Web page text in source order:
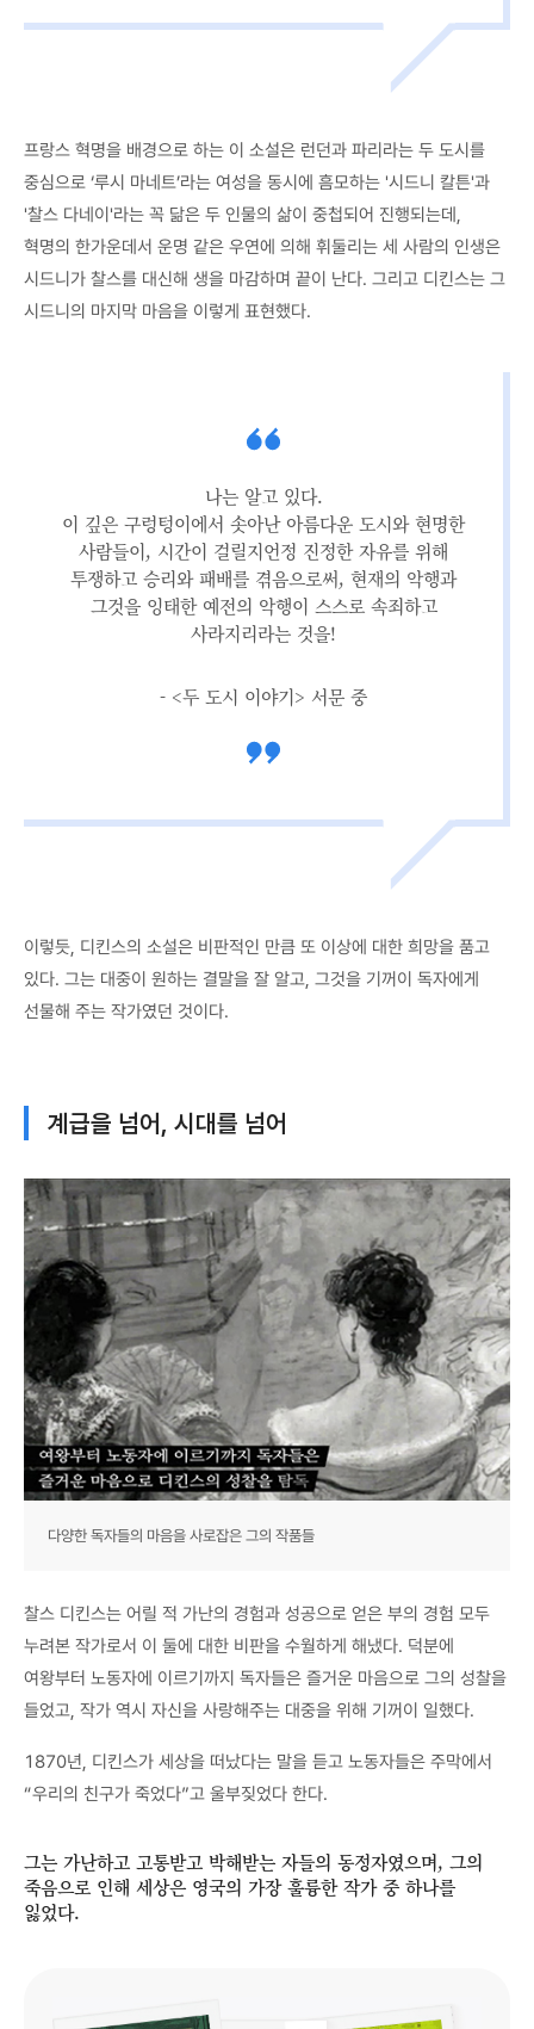
프랑스 혁명을 배경으로 하는 이 소설은 런던과 파리라는 두 도시를
중심으로 ‘루시 마네트’라는 여성을 동시에 흠모하는 '시드니 칼튼'과
'찰스 다네이'라는 꼭 닮은 두 인물의 삶이 중첩되어 진행되는데,
혁명의 한가운데서 운명 같은 우연에 의해 휘둘리는 세 사람의 인생은
시드니가 찰스를 대신해 생을 마감하며 끝이 난다. 그리고 디킨스는 그
시드니의 마지막 마음을 이렇게 표현했다.
나는 알고 있다.
이 깊은 구렁텅이에서 솟아난 아름다운 도시와 현명한
사람들이, 시간이 걸릴지언정 진정한 자유를 위해
투쟁하고 승리와 패배를 겪음으로써, 현재의 악행과
그것을 잉태한 예전의 악행이 스스로 속죄하고
사라지리라는 것을!
- <두 도시 이야기> 서문 중
이렇듯, 디킨스의 소설은 비판적인 만큼 또 이상에 대한 희망을 품고
있다. 그는 대중이 원하는 결말을 잘 알고, 그것을 기꺼이 독자에게
선물해 주는 작가였던 것이다.
계급을 넘어, 시대를 넘어
다양한 독자들의 마음을 사로잡은 그의 작품들
찰스 디킨스는 어릴 적 가난의 경험과 성공으로 얻은 부의 경험 모두
누려본 작가로서 이 둘에 대한 비판을 수월하게 해냈다. 덕분에
여왕부터 노동자에 이르기까지 독자들은 즐거운 마음으로 그의 성찰을
들었고, 작가 역시 자신을 사랑해주는 대중을 위해 기꺼이 일했다.
1870년, 디킨스가 세상을 떠났다는 말을 듣고 노동자들은 주막에서
“우리의 친구가 죽었다”고 울부짖었다 한다.
그는 가난하고 고통받고 박해받는 자들의 동정자였으며, 그의
죽음으로 인해 세상은 영국의 가장 훌륭한 작가 중 하나를
잃었다.